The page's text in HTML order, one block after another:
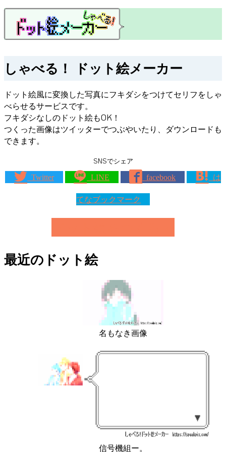
しゃべる！ ドット絵メーカー
ドット絵風に変換した写真にフキダシをつけてセリフをしゃ
べらせるサービスです。
フキダシなしのドット絵もOK！
つくった画像はツイッターでつぶやいたり、ダウンロードも
できます。
SNSでシェア
Twitter LINE facebook は
てなブックマーク
最近のドット絵
名もなき画像
信号機組ー。